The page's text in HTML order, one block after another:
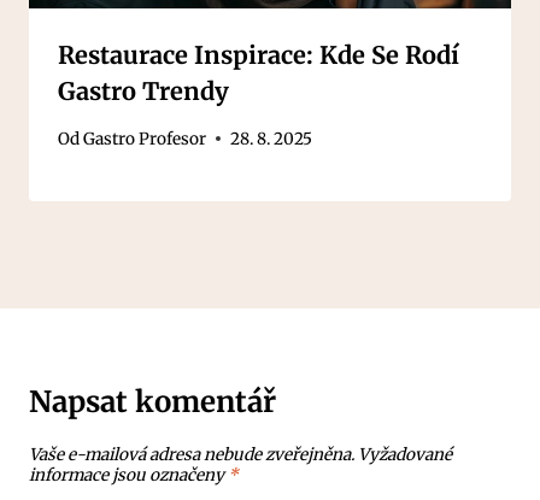
Restaurace Inspirace: Kde Se Rodí
Gastro Trendy
OdGastro Profesor 28. 8. 2025
Napsat komentář
Vaše e-mailová adresa nebude zveřejněna. Vyžadované
informace jsou označeny*